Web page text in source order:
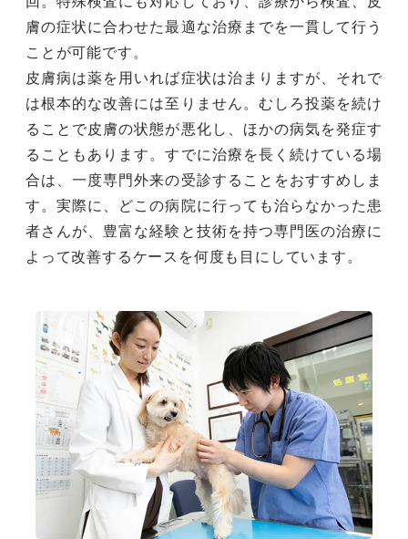
膚の症状に合わせた最適な治療までを一貫して行う
ことが可能です。
皮膚病は薬を用いれば症状は治まりますが、それで
は根本的な改善には至りません。むしろ投薬を続け
ることで皮膚の状態が悪化し、ほかの病気を発症す
ることもあります。すでに治療を長く続けている場
合は、一度専門外来の受診することをおすすめしま
す。実際に、どこの病院に行っても治らなかった患
者さんが、豊富な経験と技術を持つ専門医の治療に
よって改善するケースを何度も目にしています。